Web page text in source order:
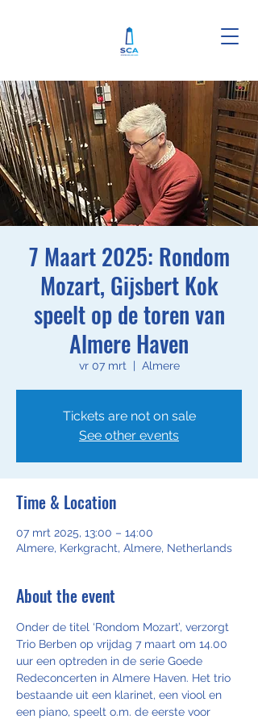
7 Maart 2025: Rondom
Mozart, Gijsbert Kok
speelt op de toren van
Almere Haven
vr 07 mrt
  |
Almere
Tickets are not on sale
See other events
Time & Location
07 mrt 2025, 13:00 – 14:00
Almere, Kerkgracht, Almere, Netherlands
About the event
Onder de titel ‘Rondom Mozart’, verzorgt
Trio Berben op vrijdag 7 maart om 14.00
uur een optreden in de serie Goede
Redeconcerten in Almere Haven. Het trio
bestaande uit een klarinet, een viool en
een piano, speelt o.m. de eerste voor